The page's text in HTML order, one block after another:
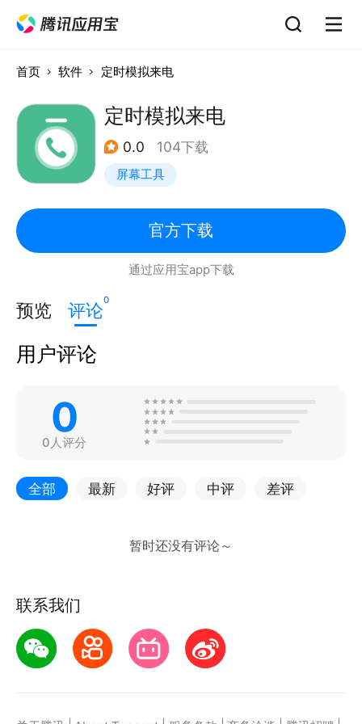
首页 软件 定时模拟来电
定时模拟来电
0.0 104下载
屏幕工具
官方下载
通过应用宝app下载
预览 评论0
用户评论
0
0人评分
全部 最新 好评 中评 差评
联系我们